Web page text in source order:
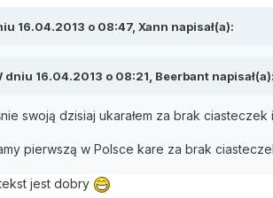
16.04.2013 o 08:47, Xann napisał(a):
dniu 16.04.2013 o 08:21, Beerbant napisał(a):
swoją dzisiaj ukarałem za brak ciasteczek
pierwszą w Polsce kare za brak
jest dobry